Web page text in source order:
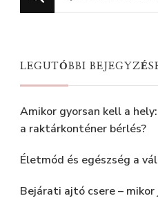
valamit?
LEGUTÓBBI
Amikor gyorsan kell a
a raktárkonténer bérlés?
Életmód és egészség a
Bejárati ajtó csere – mikor